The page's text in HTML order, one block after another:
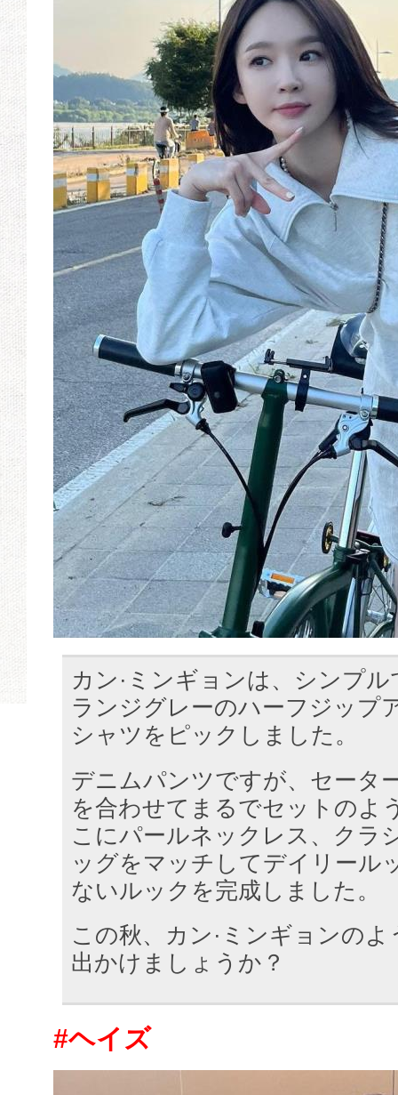
カン·ミンギョンは、シンプ
ランジグレーのハーフジップ
シャツをピックしました。
デニムパンツですが、セータ
を合わせてまるでセットのよ
こにパールネックレス、クラ
ッグをマッチしてデイリール
ないルックを完成しました。
この秋、カン·ミンギョンの
出かけましょうか？
#ヘイズ